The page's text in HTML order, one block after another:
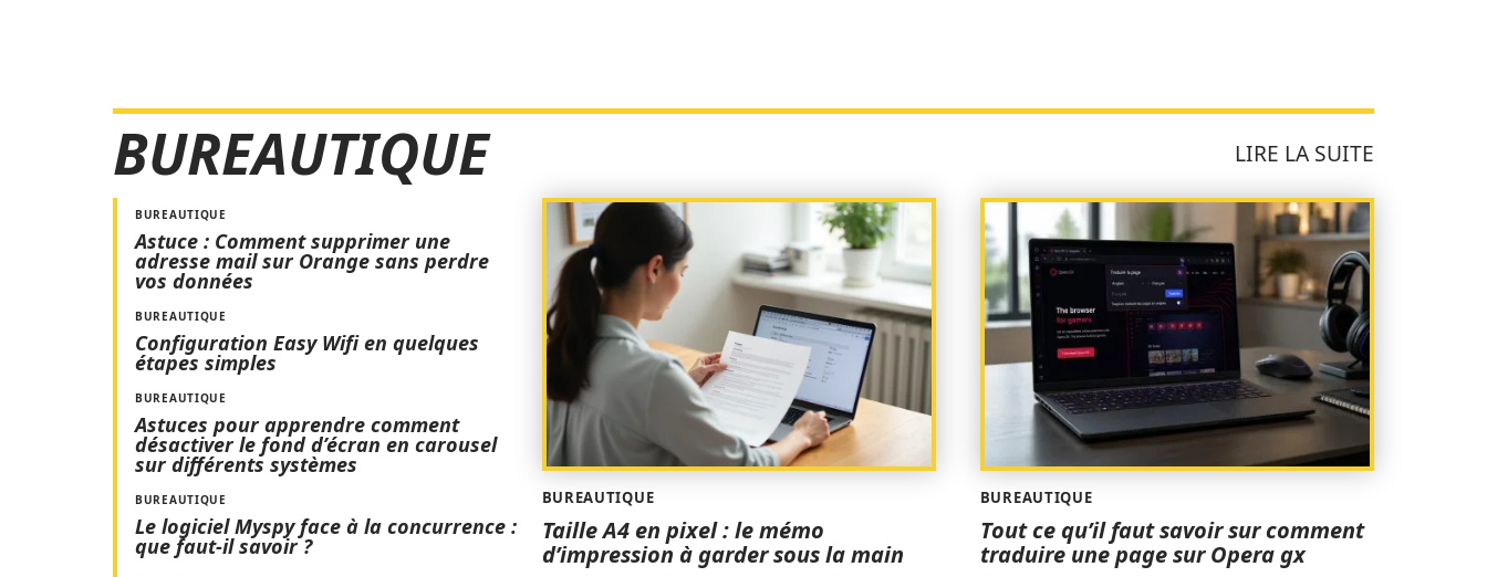
BUREAUTIQUE LIRE LA SUITE
BUREAUTIQUE
Astuce : Comment supprimer une
adresse mail sur Orange sans perdre
vos données
BUREAUTIQUE
Configuration Easy Wifi en quelques
étapes simples
BUREAUTIQUE
Astuces pour apprendre comment
désactiver le fond d’écran en carousel
sur différents systèmes
BUREAUTIQUE
Le logiciel Myspy face à la concurrence :
que faut-il savoir ?
BUREAUTIQUE
Taille A4 en pixel : le mémo
d’impression à garder sous la main
BUREAUTIQUE
Tout ce qu’il faut savoir sur comment
traduire une page sur Opera gx